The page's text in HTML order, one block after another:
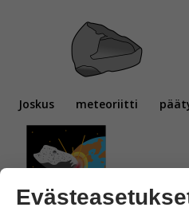
Joskus meteoriitti